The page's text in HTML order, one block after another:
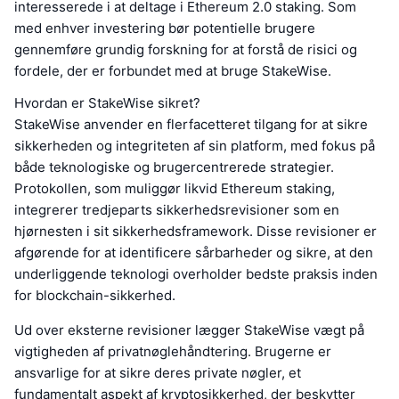
interesserede i at deltage i Ethereum 2.0 staking. Som
med enhver investering bør potentielle brugere
gennemføre grundig forskning for at forstå de risici og
fordele, der er forbundet med at bruge StakeWise.
Hvordan er StakeWise sikret?
StakeWise anvender en flerfacetteret tilgang for at sikre
sikkerheden og integriteten af sin platform, med fokus på
både teknologiske og brugercentrerede strategier.
Protokollen, som muliggør likvid Ethereum staking,
integrerer tredjeparts sikkerhedsrevisioner som en
hjørnesten i sit sikkerhedsframework. Disse revisioner er
afgørende for at identificere sårbarheder og sikre, at den
underliggende teknologi overholder bedste praksis inden
for blockchain-sikkerhed.
Ud over eksterne revisioner lægger StakeWise vægt på
vigtigheden af privatnøglehåndtering. Brugerne er
ansvarlige for at sikre deres private nøgler, et
fundamentalt aspekt af kryptosikkerhed, der beskytter